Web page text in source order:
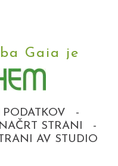
Gaia je
-
NAČRT STRANI
-
AV STUDIO